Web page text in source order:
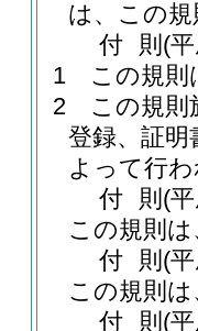
は、この
付 則 (
1
この規則
2
この規則
登録、証
よって行
付 則 (
この規則
付 則 (
この規則
付 則 (